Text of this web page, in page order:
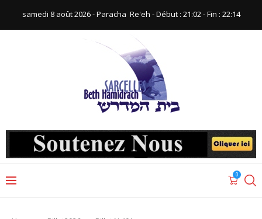
samedi 8 août 2026 - Paracha ‪ Re'eh‬ - Début : 21:02‬ - Fin : ‪22:14‬
0